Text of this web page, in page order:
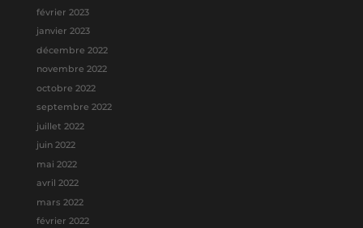
février 2023
janvier 2023
décembre 2022
novembre 2022
octobre 2022
septembre 2022
juillet 2022
juin 2022
mai 2022
avril 2022
mars 2022
février 2022